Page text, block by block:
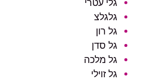
גלי עטרי
גלגלצ
גל רון
גל סדן
גל מלכה
גל זוילי